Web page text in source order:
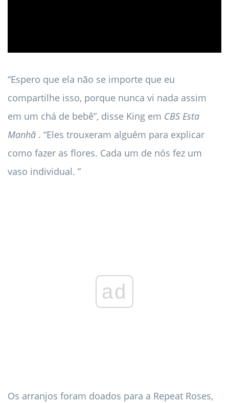
“Espero que ela não se importe que eu
compartilhe isso, porque nunca vi nada assim
em um chá de bebê”, disse King em CBS Esta
Manhã . “Eles trouxeram alguém para explicar
como fazer as flores. Cada um de nós fez um
vaso individual. ”
ad
Os arranjos foram doados para a Repeat Roses,